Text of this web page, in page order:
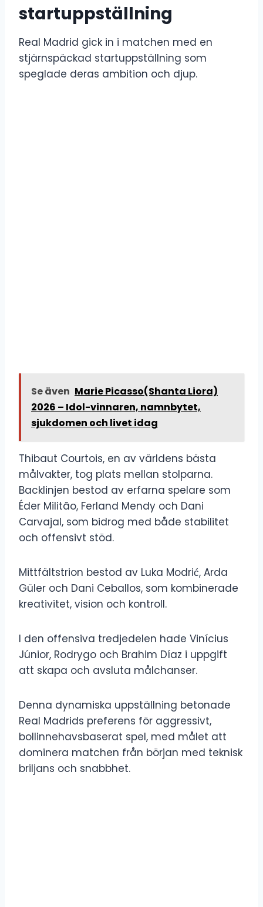
startuppställning
Real Madrid gick in i matchen med en
stjärnspäckad startuppställning som
speglade deras ambition och djup.
Se även Marie Picasso(Shanta Liora)
2026 – Idol-vinnaren, namnbytet,
sjukdomen och livet idag
Thibaut Courtois, en av världens bästa
målvakter, tog plats mellan stolparna.
Backlinjen bestod av erfarna spelare som
Éder Militão, Ferland Mendy och Dani
Carvajal, som bidrog med både stabilitet
och offensivt stöd.
Mittfältstrion bestod av Luka Modrić, Arda
Güler och Dani Ceballos, som kombinerade
kreativitet, vision och kontroll.
I den offensiva tredjedelen hade Vinícius
Júnior, Rodrygo och Brahim Díaz i uppgift
att skapa och avsluta målchanser.
Denna dynamiska uppställning betonade
Real Madrids preferens för aggressivt,
bollinnehavsbaserat spel, med målet att
dominera matchen från början med teknisk
briljans och snabbhet.